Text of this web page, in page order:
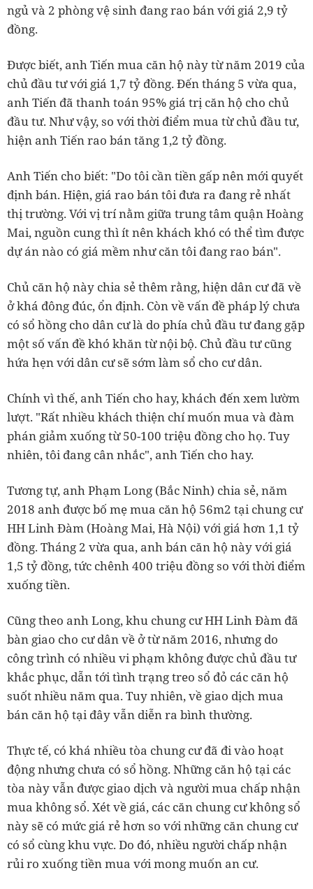
ngủ và 2 phòng vệ sinh đang rao bán với giá 2,9 tỷ
đồng.
Được biết, anh Tiến mua căn hộ này từ năm 2019 của
chủ đầu tư với giá 1,7 tỷ đồng. Đến tháng 5 vừa qua,
anh Tiến đã thanh toán 95% giá trị căn hộ cho chủ
đầu tư. Như vậy, so với thời điểm mua từ chủ đầu tư,
hiện anh Tiến rao bán tăng 1,2 tỷ đồng.
Anh Tiến cho biết: "Do tôi cần tiền gấp nên mới quyết
định bán. Hiện, giá rao bán tôi đưa ra đang rẻ nhất
thị trường. Với vị trí nằm giữa trung tâm quận Hoàng
Mai, nguồn cung thì ít nên khách khó có thể tìm được
dự án nào có giá mềm như căn tôi đang rao bán".
Chủ căn hộ này chia sẻ thêm rằng, hiện dân cư đã về
ở khá đông đúc, ổn định. Còn về vấn đề pháp lý chưa
có sổ hồng cho dân cư là do phía chủ đầu tư đang gặp
một số vấn đề khó khăn từ nội bộ. Chủ đầu tư cũng
hứa hẹn với dân cư sẽ sớm làm sổ cho cư dân.
Chính vì thế, anh Tiến cho hay, khách đến xem lườm
lượt. "Rất nhiều khách thiện chí muốn mua và đàm
phán giảm xuống từ 50-100 triệu đồng cho họ. Tuy
nhiên, tôi đang cân nhắc", anh Tiến cho hay.
Tương tự, anh Phạm Long (Bắc Ninh) chia sẻ, năm
2018 anh được bố mẹ mua căn hộ 56m2 tại chung cư
HH Linh Đàm (Hoàng Mai, Hà Nội) với giá hơn 1,1 tỷ
đồng. Tháng 2 vừa qua, anh bán căn hộ này với giá
1,5 tỷ đồng, tức chênh 400 triệu đồng so với thời điểm
xuống tiền.
Cũng theo anh Long, khu chung cư HH Linh Đàm đã
bàn giao cho cư dân về ở từ năm 2016, nhưng do
công trình có nhiều vi phạm không được chủ đầu tư
khắc phục, dẫn tới tình trạng treo sổ đỏ các căn hộ
suốt nhiều năm qua. Tuy nhiên, về giao dịch mua
bán căn hộ tại đây vẫn diễn ra bình thường.
Thực tế, có khá nhiều tòa chung cư đã đi vào hoạt
động nhưng chưa có sổ hồng. Những căn hộ tại các
tòa này vẫn được giao dịch và người mua chấp nhận
mua không sổ. Xét về giá, các căn chung cư không sổ
này sẽ có mức giá rẻ hơn so với những căn chung cư
có sổ cùng khu vực. Do đó, nhiều người chấp nhận
rủi ro xuống tiền mua với mong muốn an cư.